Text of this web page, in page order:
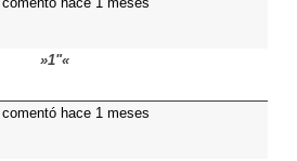
»1"«
hace 1 meses